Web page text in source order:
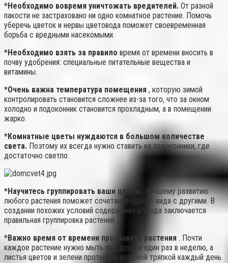
*Необходимо вовремя уничтожать вредителей. От разной
пакости не застраховано ни одно комнатное растение. Помочь
уберечь цветок и нервы цветовода поможет своевременная
борьба с вредными насекомыми.
*Необходимо взять за правило время от времени вносить в
почву удобрения: специальные питательные вещества и
витамины.
*Очень важна температура помещения , которую зимой
контролировать становится сложнее из-за того, что за окном
холодно и подоконник становится прохладным, а в помещении
жарко.
*Комнатные цветы нуждаются в большом количестве
света. Поэтому их всегда нужно ставить на подоконники, где
достаточно светло.
*Научитесь группировать ваши цветы. Лучшему развитию
любого растения поможет сочетание одного вида с другими. В
создании похожих условий содержания и ухода заключается
правильная группировка растений.
*Важно время от времени промывать растения . Почти
каждое растение нужно мыть под душем один раз в неделю, а
листья цветов и зелени протирать влажной тряпкой каждый день.